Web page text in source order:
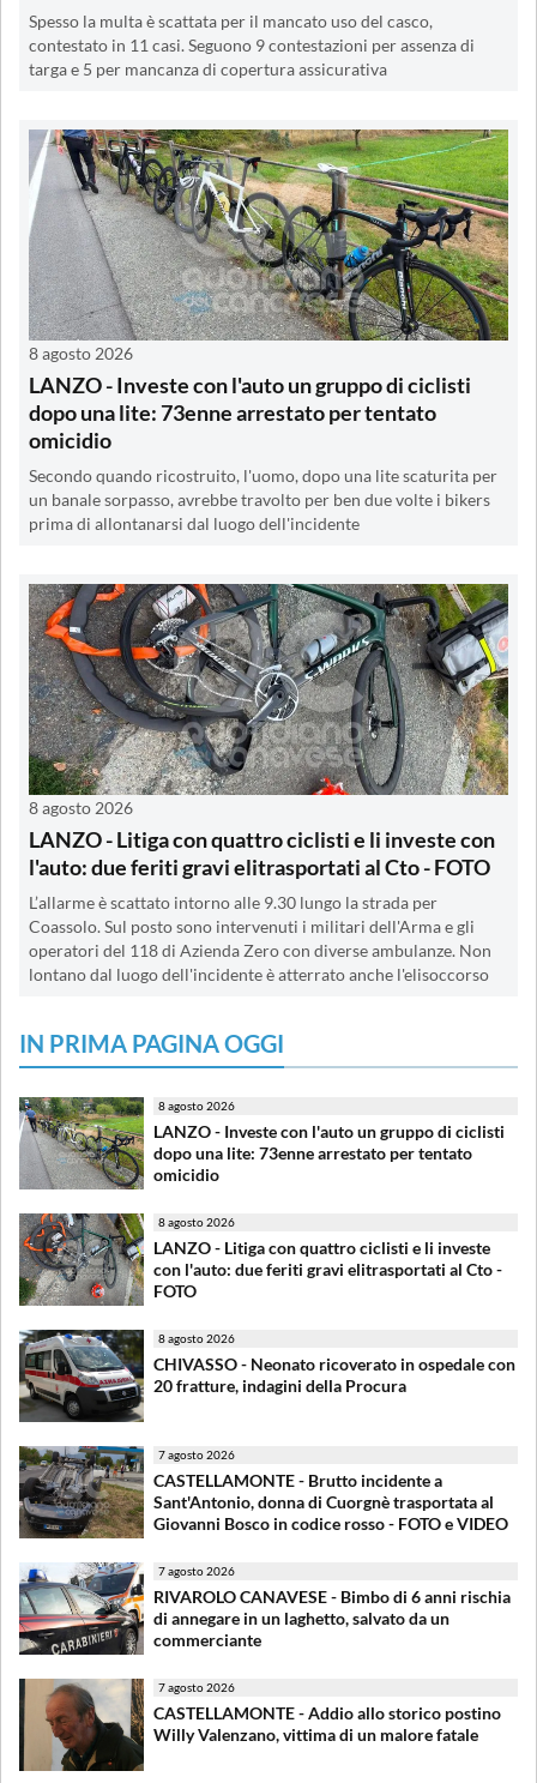
Spesso la multa è scattata per il mancato uso del casco,
contestato in 11 casi. Seguono 9 contestazioni per assenza di
targa e 5 per mancanza di copertura assicurativa
8 agosto 2026
LANZO - Investe con l'auto un gruppo di ciclisti
dopo una lite: 73enne arrestato per tentato
omicidio
Secondo quando ricostruito, l'uomo, dopo una lite scaturita per
un banale sorpasso, avrebbe travolto per ben due volte i bikers
prima di allontanarsi dal luogo dell'incidente
8 agosto 2026
LANZO - Litiga con quattro ciclisti e li investe con
l'auto: due feriti gravi elitrasportati al Cto - FOTO
L’allarme è scattato intorno alle 9.30 lungo la strada per
Coassolo. Sul posto sono intervenuti i militari dell'Arma e gli
operatori del 118 di Azienda Zero con diverse ambulanze. Non
lontano dal luogo dell'incidente è atterrato anche l'elisoccorso
IN PRIMA PAGINA OGGI
8 agosto 2026
LANZO - Investe con l'auto un gruppo di ciclisti
dopo una lite: 73enne arrestato per tentato
omicidio
8 agosto 2026
LANZO - Litiga con quattro ciclisti e li investe
con l'auto: due feriti gravi elitrasportati al Cto -
FOTO
8 agosto 2026
CHIVASSO - Neonato ricoverato in ospedale con
20 fratture, indagini della Procura
7 agosto 2026
CASTELLAMONTE - Brutto incidente a
Sant'Antonio, donna di Cuorgnè trasportata al
Giovanni Bosco in codice rosso - FOTO e VIDEO
7 agosto 2026
RIVAROLO CANAVESE - Bimbo di 6 anni rischia
di annegare in un laghetto, salvato da un
commerciante
7 agosto 2026
CASTELLAMONTE - Addio allo storico postino
Willy Valenzano, vittima di un malore fatale